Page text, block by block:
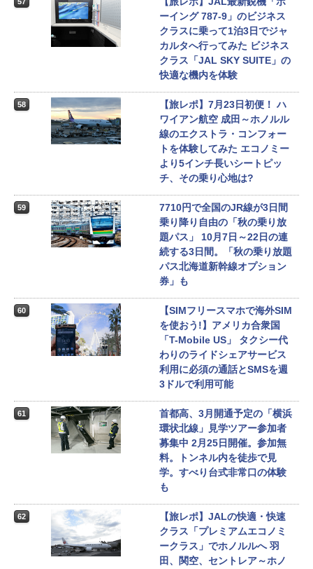
ーイング 787-9」のビジネス
クラスに乗って1泊3日でジャ
カルタへ行ってみた ビジネス
クラス「JAL SKY SUITE」の
快適な機内を体験
58
【旅レポ】7月23日初便！ ハ
ワイアン航空 成田～ホノルル
線のエクストラ・コンフォー
トを体験してみた エコノミー
より5インチ長いシートピッ
チ、その乗り心地は?
59
7710円で全国のJR線が3日間
乗り降り自由の「秋の乗り放
題パス」 10月7日～22日の連
続する3日間。「秋の乗り放題
パス北海道新幹線オプション
券」も
60
【SIMフリースマホで海外SIM
を使おう!】アメリカ合衆国
「T-Mobile US」 タクシー代
わりのライドシェアサービス
利用に必須の通話とSMSを週
3ドルで利用可能
61
首都高、3月開通予定の「横浜
環状北線」見学ツアー参加者
募集中 2月25日開催。参加無
料。トンネル内を徒歩で見
学。すべり台式非常口の体験
も
62
【旅レポ】JALの快適・快速
クラス「プレミアムエコノミ
ークラス」でホノルルへ 羽
田、関空、セントレア～ホノ